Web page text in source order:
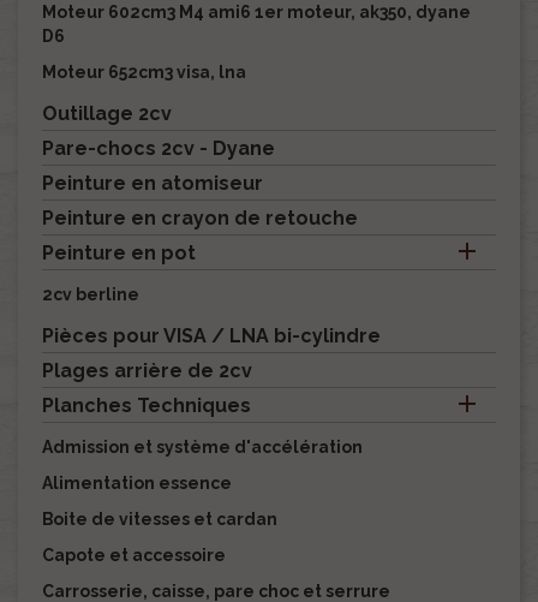
Moteur 602cm3 M4 ami6 1er moteur, ak350, dyane
D6
Moteur 652cm3 visa, lna
Outillage 2cv
Pare-chocs 2cv - Dyane
Peinture en atomiseur
Peinture en crayon de retouche
Peinture en pot

2cv berline
Pièces pour VISA / LNA bi-cylindre
Plages arrière de 2cv
Planches Techniques

Admission et système d'accélération
Alimentation essence
Boite de vitesses et cardan
Capote et accessoire
Carrosserie, caisse, pare choc et serrure